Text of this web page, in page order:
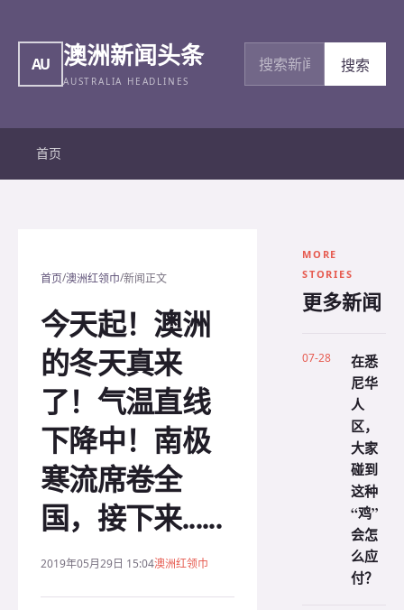
AU 澳洲新闻头条
AUSTRALIA HEADLINES
搜索新闻
搜索
首页
首页/澳洲红领巾/新闻正文
今天起！澳洲
的冬天真来
了！气温直线
下降中！南极
寒流席卷全
国，接下来......
2019年05月29日 15:04澳洲红领巾
MORE
STORIES
更多新闻
07-28
在悉
尼华
人
区，
大家
碰到
这种
“鸡”
会怎
么应
付？